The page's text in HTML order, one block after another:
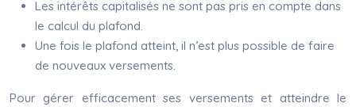
Les intérêts capitalisés ne sont pas pris en compte dans
le calcul du plafond.
Une fois le plafond atteint, il n’est plus possible de faire
de nouveaux versements.
Pour gérer efficacement ses versements et atteindre le